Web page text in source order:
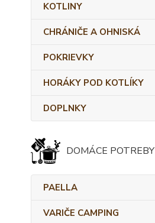
KOTLINY
CHRÁNIČE A OHNISKÁ
POKRIEVKY
HORÁKY POD KOTLÍKY
DOPLNKY
DOMÁCE POTREBY
PAELLA
VARIČE CAMPING